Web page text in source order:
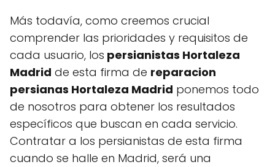
Más todavía, como creemos crucial
comprender las prioridades y requisitos de
cada usuario, los persianistas Hortaleza
Madrid de esta firma de reparacion
persianas Hortaleza Madrid ponemos todo
de nosotros para obtener los resultados
específicos que buscan en cada servicio.
Contratar a los persianistas de esta firma
cuando se halle en Madrid, será una